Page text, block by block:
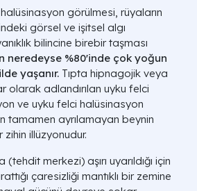
görülmesi, rüyaların
görsel ve işitsel algı
bilincine birebir taşması
neredeyse %80'inde çok yoğun
yaşanır. Tıpta hipnagojik veya
olarak adlandırılan uyku felci
ve uyku felci halüsinasyon
tamamen ayrılamayan beynin
illüzyonudur.
merkezi) aşırı uyarıldığı için
çaresizliği mantıklı bir zemine